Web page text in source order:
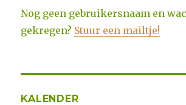
Nog geen gebruikersnaam en
gekregen? Stuur een mailtje!
KALENDER